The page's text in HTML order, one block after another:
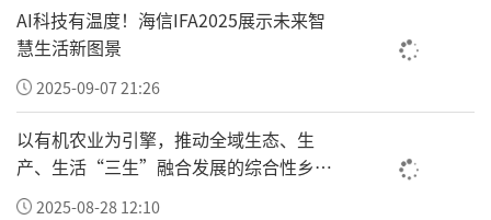
重点倾斜留守儿童聚集的偏远乡村学校，从校
园源头筑牢未成年人走失防范底线。
社区便民健康驿站：金钥匙工程联动各地社区
居委会、合作连锁药店，将优质线下门店升级
为社区定点驿站，聚焦辖区空巢老人、独居高
AI科技有温度！海信IFA2025展示未来智
慧生活新图景
2025-09-07 21:26
以有机农业为引擎，推动全域生态、生
产、生活“三生”融合发展的综合性乡村
振兴“车河”
2025-08-28 12:10